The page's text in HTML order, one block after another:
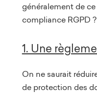
généralement de
compliance RGPD ?
1. Une
On ne saurait
de protection des